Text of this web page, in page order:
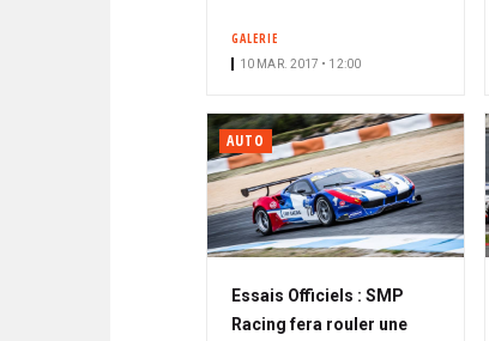
GALERIE
10 MAR. 2017 • 12:00
AUTO
Essais Officiels : SMP
Racing fera rouler une